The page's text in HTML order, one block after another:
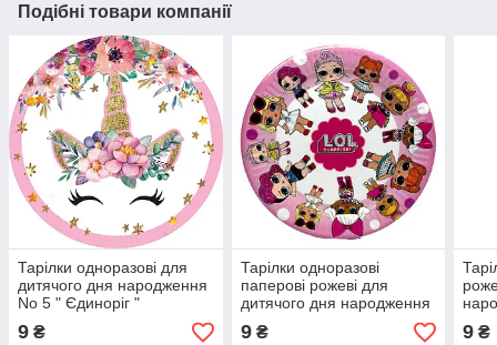
Подібні товари компанії
Тарілки одноразові для
дитячого дня народження
No 5 " Єдиноріг "
9 ₴
Тарілки одноразові
паперові рожеві для
дитячого дня народження
" Ляльки L.O.L. ( ЛОЛ ) "
9₴ 9 ₴